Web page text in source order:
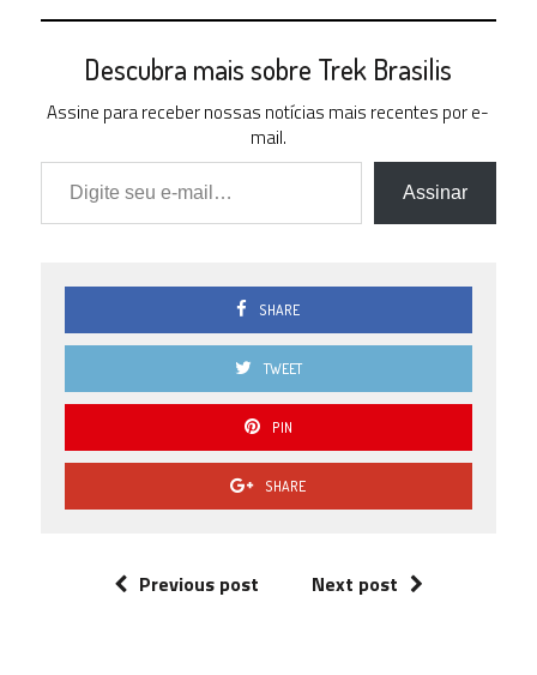
Descubra mais sobre Trek Brasilis
Assine para receber nossas notícias mais recentes por e-
mail.
Digite seu e-mail…
Assinar
SHARE
TWEET
PIN
SHARE
Previous post Next post